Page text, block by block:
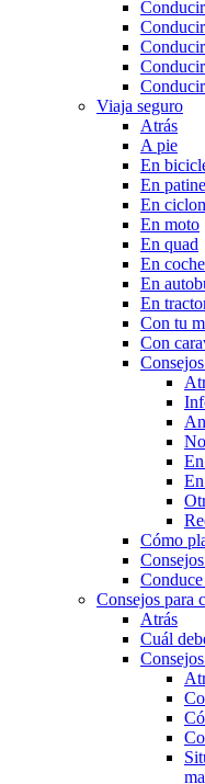
Viaja seguro
Atrás
A pie
En
En
En
En moto
En quad
En coche
En
En
Con tu
Con
Cómo
Consejos para
Atrás
Cuál